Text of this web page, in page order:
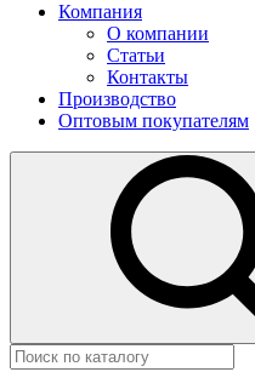
Компания
О компании
Статьи
Контакты
Производство
Оптовым покупателям